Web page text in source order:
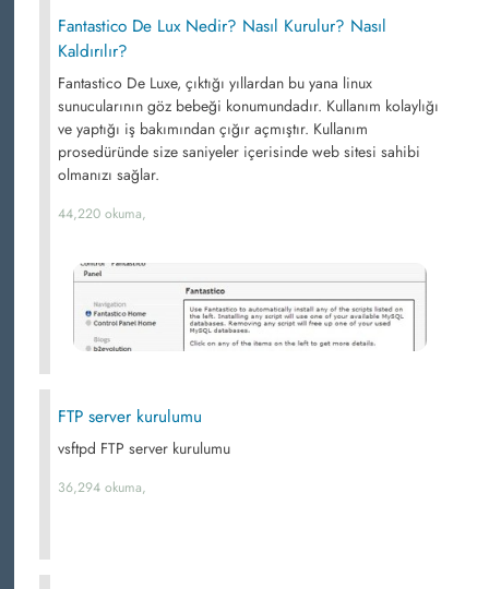
Fantastico De Lux Nedir? Nasıl Kurulur? Nasıl
Kaldırılır?
Fantastico De Luxe, çıktığı yıllardan bu yana linux
sunucularının göz bebeği konumundadır. Kullanım kolaylığı
ve yaptığı iş bakımından çığır açmıştır. Kullanım
prosedüründe size saniyeler içerisinde web sitesi sahibi
olmanızı sağlar.
44,220 okuma,
FTP server kurulumu
vsftpd FTP server kurulumu
36,294 okuma,